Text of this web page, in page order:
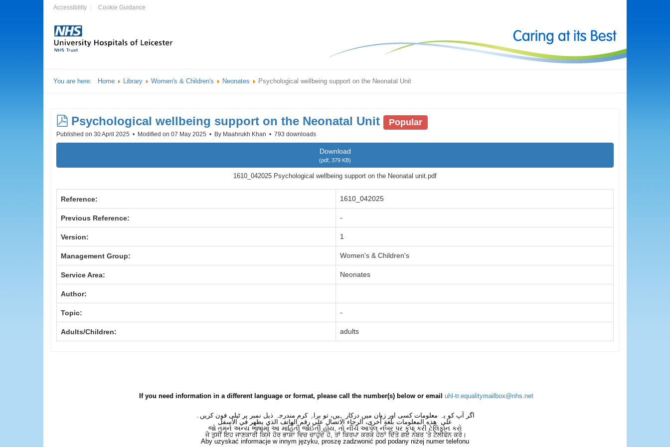
Accessibility Cookie Guidance
You are here: Home Library Women's & Children's Neonates Psychological wellbeing support on the Neonatal Unit
pdf
Psychological wellbeing support on the Neonatal Unit Popular
Published on 30 April 2025 Modified on 07 May 2025 By Maahrukh Khan 793 downloads
Download
(pdf, 379 KB)
1610_042025 Psychological wellbeing support on the Neonatal unit.pdf
Reference: 1610_042025
Previous Reference: -
Version: 1
Management Group: Women's & Children's
Service Area: Neonates
Author:
Topic: -
Adults/Children: adults
If you need information in a different language or format, please call the number(s) below or email uhl-tr.equalitymailbox@nhs.net
اگر آپ کو یہ معلومات کسی اور زبان میں درکار ہیں، تو براہِ کرم مندرجہ ذیل نمبر پر ٹیلی فون کریں۔
على هذه المعلومات بلغةٍ أُخرى، الرجاء الاتصال على رقم الهاتف الذي يظهر في الأسفل
જો તમને અન્ય ભાષામાં આ માહિતી જોઈતી હોય, તો નીચે આપેલ નંબર પર કૃપા કરી ટેલિફોન કરો
ਜੇ ਤੁਸੀਂ ਇਹ ਜਾਣਕਾਰੀ ਕਿਸੇ ਹੋਰ ਭਾਸ਼ਾ ਵਿਚ ਚਾਹੁੰਦੇ ਹੋ, ਤਾਂ ਕਿਰਪਾ ਕਰਕੇ ਹੇਠਾਂ ਦਿੱਤੇ ਗਏ ਨੰਬਰ ‘ਤੇ ਟੈਲੀਫੋਨ ਕਰੋ।
Aby uzyskać informacje w innym języku, proszę zadzwonić pod podany niżej numer telefonu